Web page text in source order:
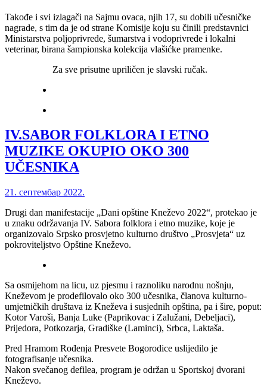
Takođe i svi izlagači na Sajmu ovaca, njih 17, su dobili učesničke
nagrade, s tim da je od strane Komisije koju su činili predstavnici
Ministarstva poljoprivrede, šumarstva i vodoprivrede i lokalni
veterinar, birana šampionska kolekcija vlašićke pramenke.
Za sve prisutne upriličen je slavski ručak.
IV.SABOR FOLKLORA I ETNO
MUZIKE OKUPIO OKO 300
UČESNIKA
21. септембар 2022.
Drugi dan manifestacije „Dani opštine Kneževo 2022“, protekao je
u znaku održavanja IV. Sabora folklora i etno muzike, koje je
organizovalo Srpsko prosvjetno kulturno društvo „Prosvjeta“ uz
pokroviteljstvo Opštine Kneževo.
Sa osmijehom na licu, uz pjesmu i raznoliku narodnu nošnju,
Kneževom je prodefilovalo oko 300 učesnika, članova kulturno-
umjetničkih društava iz Kneževa i susjednih opština, pa i šire, poput:
Kotor Varoši, Banja Luke (Paprikovac i Zalužani, Debeljaci),
Prijedora, Potkozarja, Gradiške (Laminci), Srbca, Laktaša.
Pred Hramom Rođenja Presvete Bogorodice uslijedilo je
fotografisanje učesnika.
Nakon svečanog defilea, program je održan u Sportskoj dvorani
Kneževo.